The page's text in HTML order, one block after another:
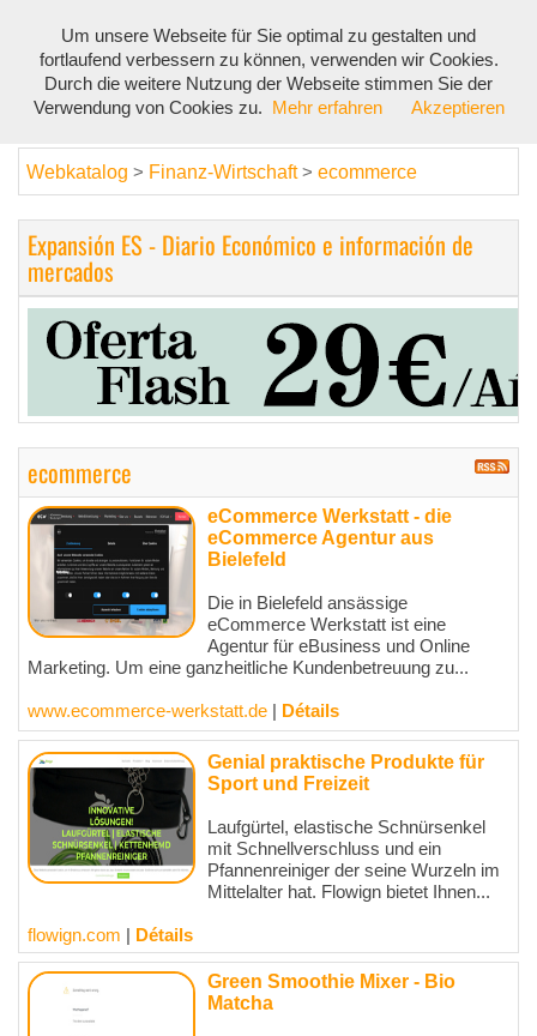
Webkatalog > Finanz-Wirtschaft> ecommerce
Expansión ES - Diario Económico e información de
mercados
ecommerce
eCommerce Werkstatt - die
eCommerce Agentur aus
Bielefeld
Die in Bielefeld ansässige
eCommerce Werkstatt ist eine
Agentur für eBusiness und Online
Marketing. Um eine ganzheitliche Kundenbetreuung zu...
www.ecommerce-werkstatt.de Détails
Genial praktische Produkte für
Sport und Freizeit
Laufgürtel, elastische Schnürsenkel
mit Schnellverschluss und ein
Pfannenreiniger der seine Wurzeln im
Mittelalter hat. Flowign bietet Ihnen...
flowign.com Détails
Green Smoothie Mixer - Bio
Matcha
Um unsere Webseite für Sie optimal zu gestalten und
fortlaufend verbessern zu können, verwenden wir Cookies.
Durch die weitere Nutzung der Webseite stimmen Sie der
Verwendung von Cookies zu.
Mehr erfahren Akzeptieren